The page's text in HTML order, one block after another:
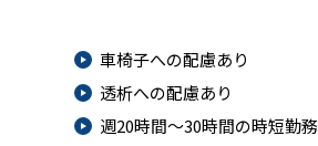
車椅子への配慮あり
透析への配慮あり
週20時間～30時間の時短勤務